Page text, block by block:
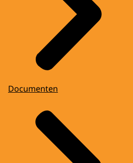
Documenten